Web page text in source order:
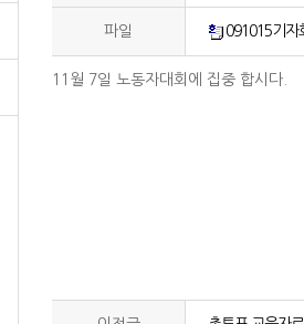
파일 091015기자
11월 7일 노동자대회에 집중 합시다.